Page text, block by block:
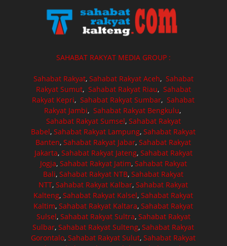
SAHABAT RAKYAT MEDIA GROUP :
Sahabat Rakyat, Sahabat Rakyat Aceh, Sahabat
Rakyat Sumut, Sahabat Rakyat Riau, Sahabat
Rakyat Kepri,Sahabat Rakyat Sumbar,Sahabat
Rakyat Jambi, Sahabat Rakyat Bengkulu,
Sahabat Rakyat Sumsel, Sahabat Rakyat
Babel,Sahabat Rakyat Lampung,Sahabat Rakyat
Banten,Sahabat Rakyat Jabar,Sahabat Rakyat
Jakarta, Sahabat Rakyat Jateng, Sahabat Rakyat
Jogja, Sahabat Rakyat Jatim, Sahabat Rakyat
Bali,Sahabat Rakyat NTB,Sahabat Rakyat
NTT,Sahabat Rakyat Kalbar,Sahabat Rakyat
Kalteng,Sahabat Rakyat Kalsel,Sahabat Rakyat
Kaltim,Sahabat Rakyat Kaltara,Sahabat Rakyat
Sulsel, Sahabat Rakyat Sultra, Sahabat Rakyat
Sulbar,Sahabat Rakyat Sulteng,Sahabat Rakyat
Gorontalo,Sahabat Rakyat Sulut,Sahabat Rakyat